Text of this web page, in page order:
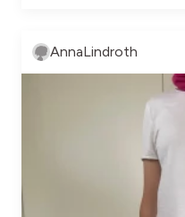
AnnaLindroth